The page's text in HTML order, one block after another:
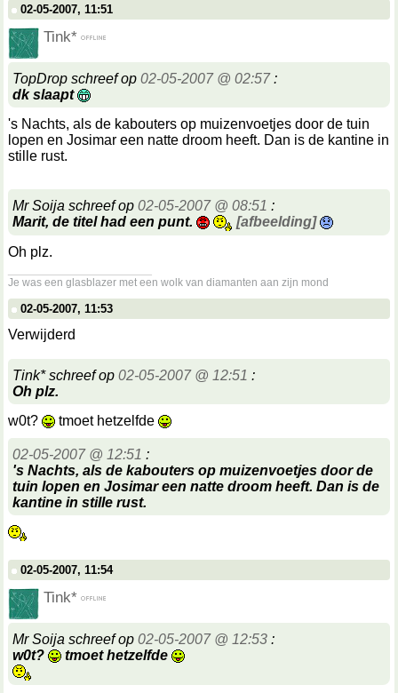
02-05-2007, 11:51
Tink*
TopDrop schreef op 02-05-2007 @ 02:57:
dk slaapt
's Nachts, als de kabouters op muizenvoetjes door de tuin
lopen en Josimar een natte droom heeft. Dan is de kantine in
stille rust.
Mr Soija schreef op 02-05-2007 @ 08:51 :
Marit, de titel had een punt.
[afbeelding]
Oh plz.
Je was een glasblazer met een wolk van diamanten aan zijn mond
02-05-2007, 11:53
Verwijderd
Tink* schreef op 02-05-2007 @ 12:51 :
Oh plz.
w0t?
tmoet hetzelfde
02-05-2007 @ 12:51 :
's Nachts, als de kabouters op muizenvoetjes door de
tuin lopen en Josimar een natte droom heeft. Dan is de
kantine in stille rust.
02-05-2007, 11:54
Tink*
Mr Soija schreef op 02-05-2007 @ 12:53 :
w0t?
tmoet hetzelfde